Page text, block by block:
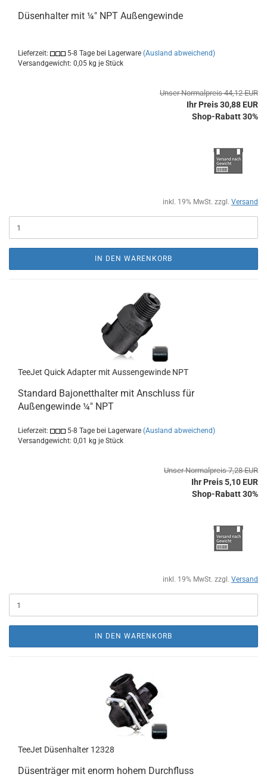
Düsenhalter mit ¼" NPT Außengewinde
Lieferzeit: 5-8 Tage bei Lagerware (Ausland abweichend)
Versandgewicht: 0,05 kg je Stück
Unser Normalpreis 44,12 EUR
Ihr Preis 30,88 EUR
Shop-Rabatt 30%
inkl. 19% MwSt. zzgl. Versand
IN DEN WARENKORB
TeeJet Quick Adapter mit Aussengewinde NPT
Standard Bajonetthalter mit Anschluss für
Außengewinde ¼" NPT
Lieferzeit: 5-8 Tage bei Lagerware (Ausland abweichend)
Versandgewicht: 0,01 kg je Stück
Unser Normalpreis 7,28 EUR
Ihr Preis 5,10 EUR
Shop-Rabatt 30%
inkl. 19% MwSt. zzgl. Versand
IN DEN WARENKORB
TeeJet Düsenhalter 12328
Düsenträger mit enorm hohem Durchfluss